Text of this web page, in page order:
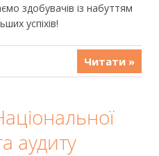
здобувачів із набуттям
успіхів!
Читати »
аудиту